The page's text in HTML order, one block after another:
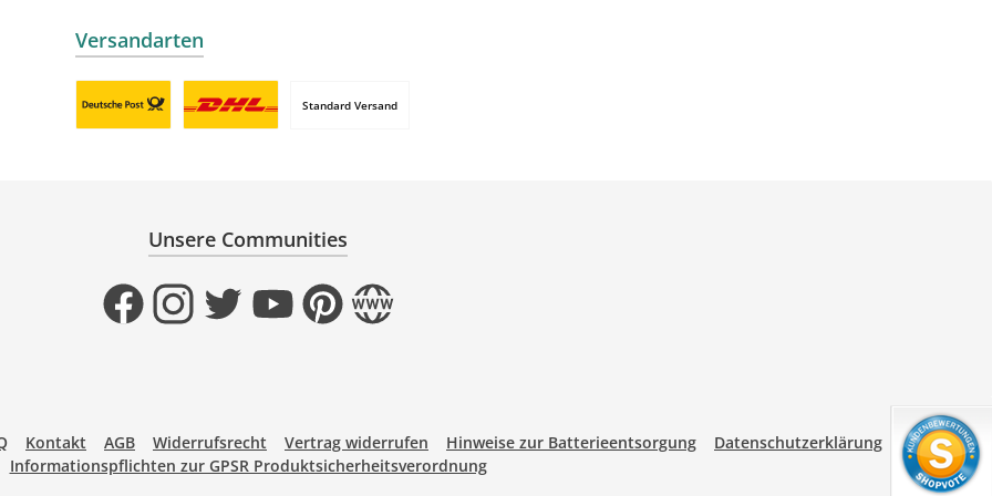
Versandarten
Standard Versand
Unsere Communities
FacebookInstagramTwitterYouTubePinterestWebsite
Kontakt AGB Widerrufsrecht Vertrag widerrufen Hinweise zur Batterieentsorgung
Datenschutzerklärung
Informationspflichten zur GPSR Produktsicherheitsverordnung